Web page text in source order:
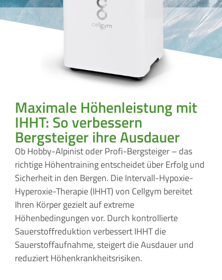
Maximale Höhenleistung mit
IHHT: So verbessern
Bergsteiger ihre Ausdauer
Ob Hobby-Alpinist oder Profi-Bergsteiger – das
richtige Höhentraining entscheidet über Erfolg und
Sicherheit in den Bergen. Die Intervall-Hypoxie-
Hyperoxie-Therapie (IHHT) von Cellgym bereitet
Ihren Körper gezielt auf extreme
Höhenbedingungen vor. Durch kontrollierte
Sauerstoffreduktion verbessert IHHT die
Sauerstoffaufnahme, steigert die Ausdauer und
reduziert Höhenkrankheitsrisiken.